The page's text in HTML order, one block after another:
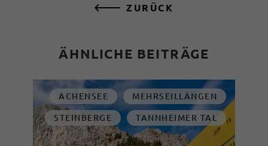
ZURÜCK
ÄHNLICHE BEITRÄGE
ACHENSEE
MEHRSEILLÄNGEN
STEINBERGE
TANNHEIMER TAL